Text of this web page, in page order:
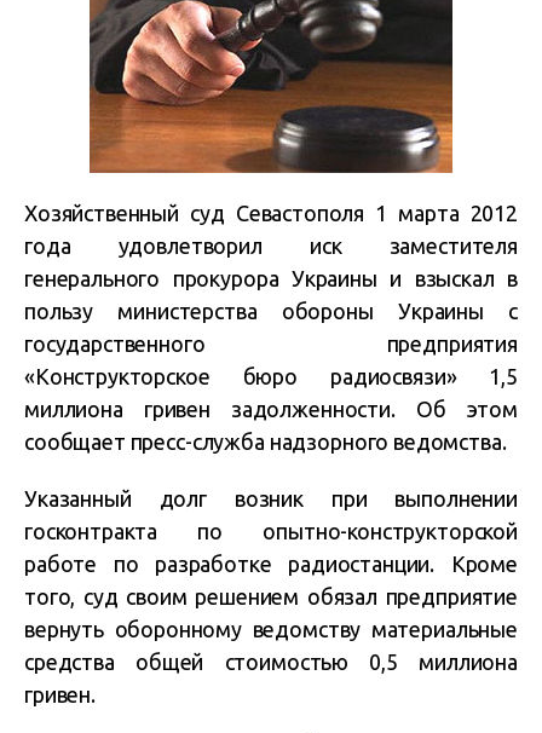
Хозяйственный суд Севастополя 1 марта 2012
года удовлетворил иск заместителя
генерального прокурора Украины и взыскал в
пользу министерства обороны Украины с
государственного предприятия
«Конструкторское бюро радиосвязи» 1,5
миллиона гривен задолженности. Об этом
сообщает пресс-служба надзорного ведомства.
Указанный долг возник при выполнении
госконтракта по опытно-конструкторской
работе по разработке радиостанции. Кроме
того, суд своим решением обязал предприятие
вернуть оборонному ведомству материальные
средства общей стоимостью 0,5 миллиона
гривен.